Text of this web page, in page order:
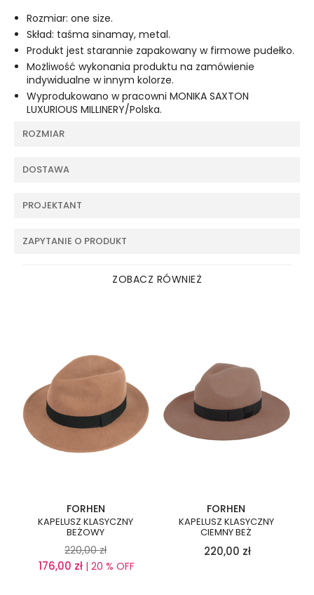
Rozmiar: one size.
Skład: taśma sinamay, metal.
Produkt jest starannie zapakowany w firmowe pudełko.
Możliwość wykonania produktu na zamówienie
indywidualne w innym kolorze.
Wyprodukowano w pracowni MONIKA SAXTON
LUXURIOUS MILLINERY/Polska.
ROZMIAR
DOSTAWA
PROJEKTANT
ZAPYTANIE O PRODUKT
ZOBACZ RÓWNIEŻ
FORHEN
KAPELUSZ KLASYCZNY
BEŻOWY
220,00 zł
176,00 zł | 20 % OFF
FORHEN
KAPELUSZ KLASYCZNY
CIEMNY BEŻ
220,00 zł